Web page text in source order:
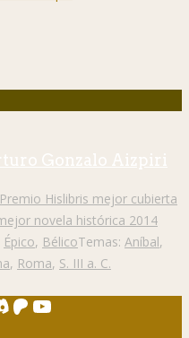
Gonzalo Aizpiri
Premio Hislibris mejor cubierta
novela histórica 2014
Épico, BélicoTemas: Aníbal,
, Roma, S. III a. C.
Patreon
YouTube